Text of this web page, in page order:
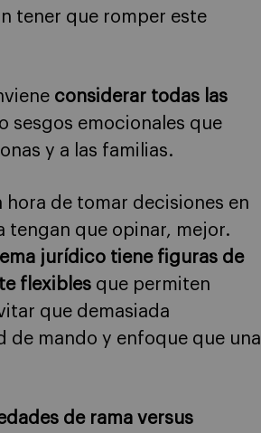
tener que romper este
considerar todas las
sesgos emocionales que
y a las familias.
hora de tomar decisiones en
tengan que opinar, mejor.
jurídico tiene figuras de
flexibles que permiten
que demasiada
de mando y enfoque que una
de rama versus